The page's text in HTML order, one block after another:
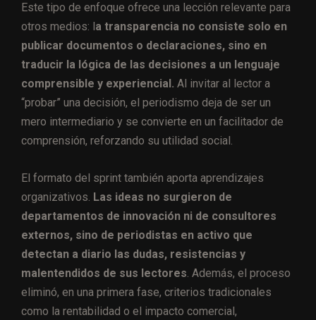
Este tipo de enfoque ofrece una lección relevante para
otros medios: l a transparencia no consiste solo en
publicar documentos o declaraciones, sino en
traducir la lógica de las decisiones a un lenguaje
comprensible y experiencial. Al invitar al lector a
“probar” una decisión, el periodismo deja de ser un
mero intermediario y se convierte en un facilitador de
comprensión, reforzando su utilidad social.
El formato del sprint también aporta aprendizajes
organizativos. Las ideas no surgieron de
departamentos de innovación ni de consultores
externos, sino de periodistas en activo que
detectan a diario las dudas, resistencias y
malentendidos de sus lectores. Además, el proceso
eliminó, en una primera fase, criterios tradicionales
como la rentabilidad o el impacto comercial,